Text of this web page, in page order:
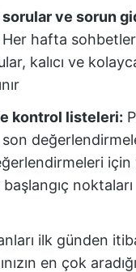
sorular ve sorun
Her hafta
kalıcı ve
kontrol listeleri:
son
için
noktaları
ilk günden
en çok